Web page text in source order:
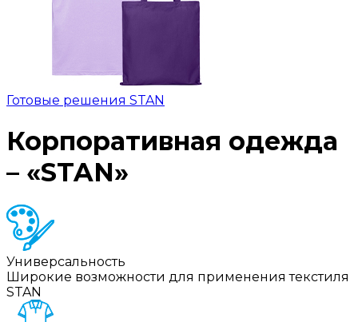
Готовые решения STAN
Корпоративная одежда
– «STAN»
Универсальность
Широкие возможности для применения текстиля
STAN